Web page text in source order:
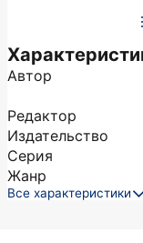
Автор
Редактор
Издательство
Серия
Жанр
Все характеристики